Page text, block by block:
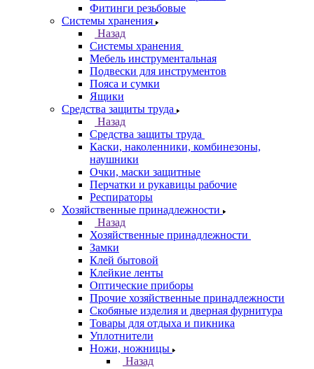
Фитинги резьбовые
Системы хранения
Назад
Системы хранения
Мебель инструментальная
Подвески для инструментов
Пояса и сумки
Ящики
Средства защиты труда
Назад
Средства защиты труда
Каски, наколенники, комбинезоны,
наушники
Очки, маски защитные
Перчатки и рукавицы рабочие
Респираторы
Хозяйственные принадлежности
Назад
Хозяйственные принадлежности
Замки
Клей бытовой
Клейкие ленты
Оптические приборы
Прочие хозяйственные принадлежности
Скобяные изделия и дверная фурнитура
Товары для отдыха и пикника
Уплотнители
Ножи, ножницы
Назад